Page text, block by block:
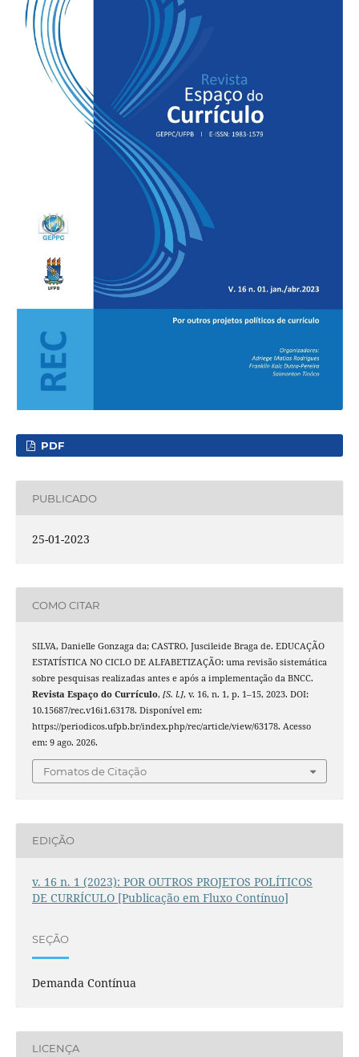
PDF
PUBLICADO
25-01-2023
COMO CITAR
SILVA, Danielle Gonzaga da; CASTRO, Juscileide Braga de. EDUCAÇÃO
ESTATÍSTICA NO CICLO DE ALFABETIZAÇÃO: uma revisão sistemática
sobre pesquisas realizadas antes e após a implementação da BNCC.
Revista Espaço do Currículo, [S. l.], v. 16, n. 1, p. 1–15, 2023. DOI:
10.15687/rec.v16i1.63178. Disponível em:
https://periodicos.ufpb.br/index.php/rec/article/view/63178. Acesso
em: 9 ago. 2026.
Fomatos de Citação
EDIÇÃO
v. 16 n. 1 (2023): POR OUTROS PROJETOS POLÍTICOS
DE CURRÍCULO [Publicação em Fluxo Contínuo]
SEÇÃO
Demanda Contínua
LICENÇA